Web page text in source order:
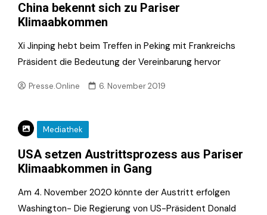
China bekennt sich zu Pariser
Klimaabkommen
Xi Jinping hebt beim Treffen in Peking mit Frankreichs
Präsident die Bedeutung der Vereinbarung hervor
Presse.Online 6. November 2019
Mediathek
USA setzen Austrittsprozess aus Pariser
Klimaabkommen in Gang
Am 4. November 2020 könnte der Austritt erfolgen
Washington- Die Regierung von US-Präsident Donald